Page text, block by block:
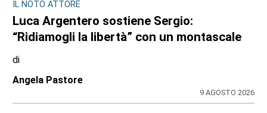
IL NOTO ATTORE
Luca Argentero sostiene Sergio:
“Ridiamogli la libertà” con un montascale
di
Angela Pastore
9 AGOSTO 2026